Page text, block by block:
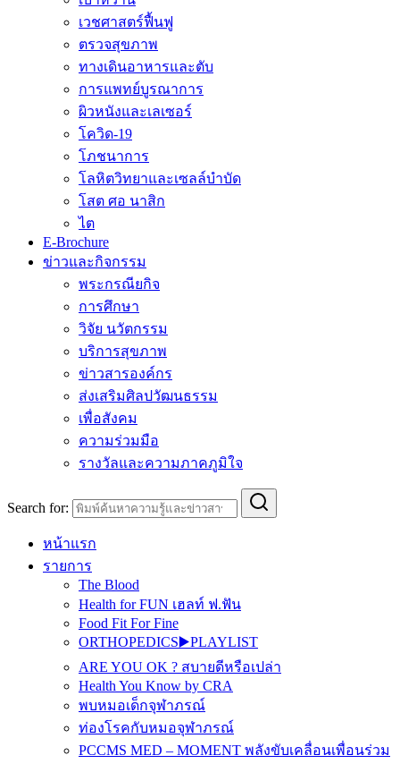
เวชศาสตร์ฟื้นฟู
ตรวจสุขภาพ
ทางเดินอาหารและตับ
การแพทย์บูรณาการ
ผิวหนังและเลเซอร์
โควิด-19
โภชนาการ
โลหิตวิทยาและเซลล์บำบัด
โสต ศอ นาสิก
ไต
E-Brochure
ข่าวและกิจกรรม
พระกรณียกิจ
การศึกษา
วิจัย นวัตกรรม
บริการสุขภาพ
ข่าวสารองค์กร
ส่งเสริมศิลปวัฒนธรรม
เพื่อสังคม
ความร่วมมือ
รางวัลและความภาคภูมิใจ
Search for:
หน้าแรก
รายการ
The Blood
Health for FUN เฮลท์ ฟ.ฟัน
Food Fit For Fine
ORTHOPEDICS▶️PLAYLIST
ARE YOU OK ? สบายดีหรือเปล่า
Health You Know by CRA
พบหมอเด็กจุฬาภรณ์
ท่องโรคกับหมอจุฬาภรณ์
PCCMS MED – MOMENT พลังขับเคลื่อนเพื่อนร่วม